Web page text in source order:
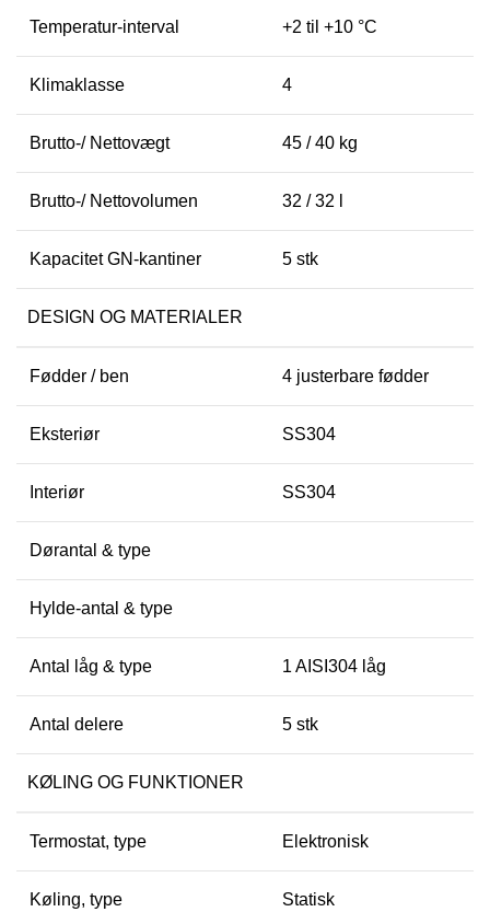
Temperatur-interval +2 til +10 °C
Klimaklasse 4
Brutto-/ Nettovægt 45 / 40 kg
Brutto-/ Nettovolumen 32 / 32 l
Kapacitet GN-kantiner 5 stk
DESIGN OG MATERIALER
Fødder / ben 4 justerbare fødder
Eksteriør SS304
Interiør SS304
Dørantal & type
Hylde-antal & type
Antal låg & type 1 AISI304 låg
Antal delere 5 stk
KØLING OG FUNKTIONER
Termostat, type Elektronisk
Køling, type Statisk